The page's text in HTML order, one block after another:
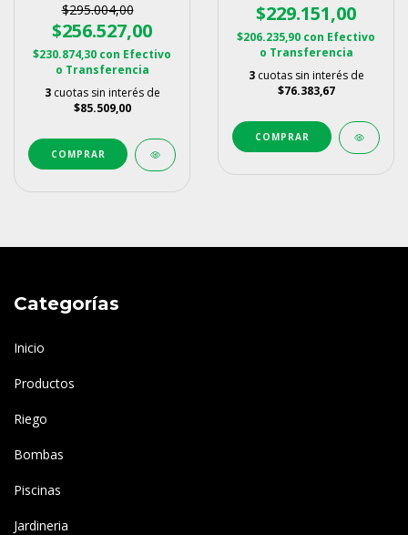
$295.004,00
$256.527,00
$230.874,30 con Efectivo
o Transferencia
3 cuotas sin interés de
$85.509,00
$229.151,00
$206.235,90 con Efectivo
o Transferencia
3 cuotas sin interés de
$76.383,67
Categorías
Inicio
Productos
Riego
Bombas
Piscinas
Jardineria